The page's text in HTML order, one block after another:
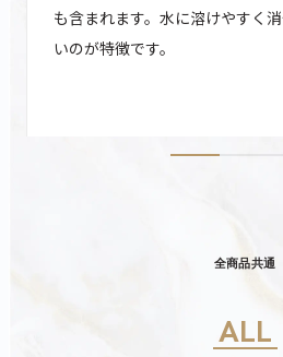
も含まれます。水に溶けやすく
いのが特徴です。
全商品共通
ALL